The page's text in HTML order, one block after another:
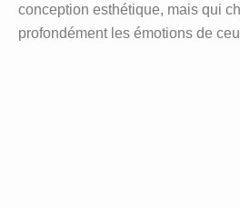
conception esthétique, mais qui
profondément les émotions de